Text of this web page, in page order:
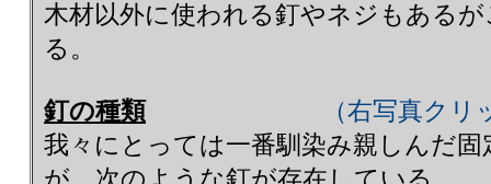
木材以外に使われる釘やネジもある
る。
釘の種類
（右写真クリ
我々にとっては一番馴染み親しんだ固